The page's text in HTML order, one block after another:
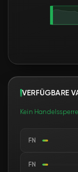
VERFÜGBARE
Kein Handelssperre
FN
FN